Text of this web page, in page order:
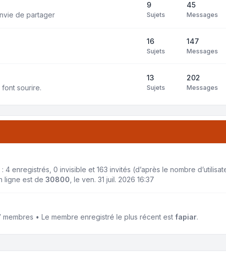
de partager
9
Sujets
45
Messages
16
Sujets
147
Messages
sourire.
13
Sujets
202
Messages
4 enregistrés, 0 invisible et 163 invités (d’après le nombre
ligne est de 30800, le ven. 31 juil. 2026 16:37
membres • Le membre enregistré le plus récent est fapiar.